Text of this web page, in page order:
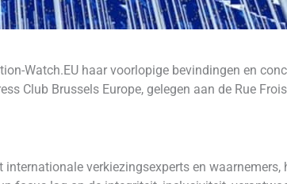
Watch.EU haar voorlopige bevindingen en
Club Brussels Europe, gelegen aan de Rue
verkiezingsexperts en waarnemers,